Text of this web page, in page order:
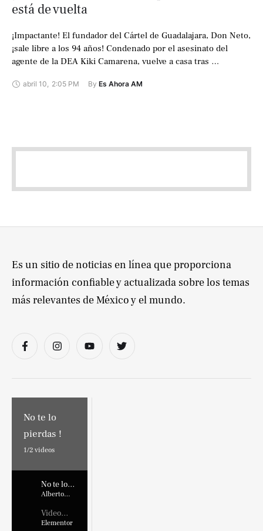
está de vuelta
¡Impactante! El fundador del Cártel de Guadalajara, Don Neto,
¡sale libre a los 94 años! Condenado por el asesinato del
agente de la DEA Kiki Camarena, vuelve a casa tras …
abril 10, 2:05 PM By Es Ahora AM
No te lo
pierdas !
1/2 videos
No te lo
pierdas !
Alberto
Video
Placehold
Elementor
Es un sitio de noticias en línea que proporciona
información confiable y actualizada sobre los temas
más relevantes de México y el mundo.